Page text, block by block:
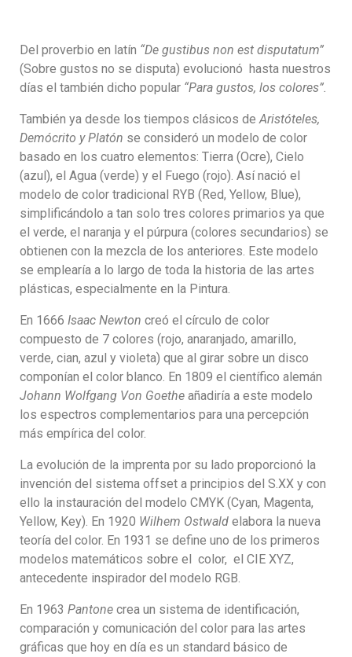
Del proverbio en latín “De gustibus non est disputatum”
(Sobre gustos no se disputa) evolucionó hasta nuestros
días el también dicho popular “Para gustos, los colores”.
También ya desde los tiempos clásicos deAristóteles,
Demócrito y Platón se consideró un modelo de color
basado en los cuatro elementos: Tierra (Ocre), Cielo
(azul), el Agua (verde) y el Fuego (rojo). Así nació el
modelo de color tradicional RYB (Red, Yellow, Blue),
simplificándolo a tan solo tres colores primarios ya que
el verde, el naranja y el púrpura (colores secundarios) se
obtienen con la mezcla de los anteriores. Este modelo
se emplearía a lo largo de toda la historia de las artes
plásticas, especialmente en la Pintura.
En 1666 Isaac Newton creó el círculo de color
compuesto de 7 colores (rojo, anaranjado, amarillo,
verde, cian, azul y violeta) que al girar sobre un disco
componían el color blanco. En 1809 el científico alemán
Johann Wolfgang Von Goethe añadiría a este modelo
los espectros complementarios para una percepción
más empírica del color.
La evolución de la imprenta por su lado proporcionó la
invención del sistema offset a principios del S.XX y con
ello la instauración del modelo CMYK (Cyan, Magenta,
Yellow, Key). En 1920 Wilhem Ostwald elabora la nueva
teoría del color. En 1931 se define uno de los primeros
modelos matemáticos sobre el color, el CIE XYZ,
antecedente inspirador del modelo RGB.
En 1963 Pantone crea un sistema de identificación,
comparación y comunicación del color para las artes
gráficas que hoy en día es un standard básico de